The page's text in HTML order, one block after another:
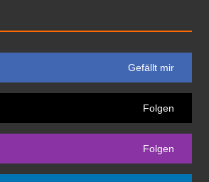
Gefällt mir
Folgen
Folgen